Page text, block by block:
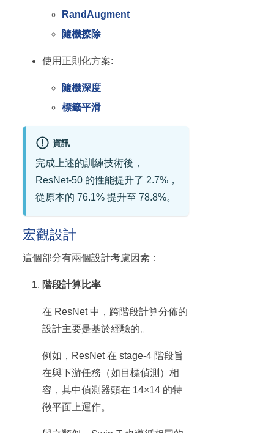
RandAugment
隨機擦除
使用正則化方案:
隨機深度
標籤平滑
資訊
完成上述的訓練技術後，
ResNet-50 的性能提升了 2.7%，
從原本的 76.1% 提升至 78.8%。
宏觀設計
這個部分有兩個設計考慮因素：
階段計算比率
在 ResNet 中，跨階段計算分佈的
設計主要是基於經驗的。
例如，ResNet 在 stage-4 階段旨
在與下游任務（如目標偵測）相
容，其中偵測器頭在 14×14 的特
徵平面上運作。